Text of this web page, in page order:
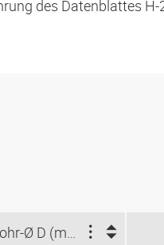
des Datenblattes H-